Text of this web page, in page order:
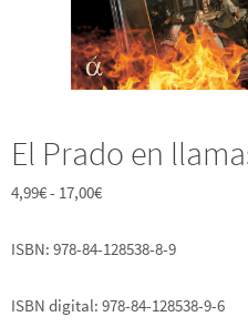
El Prado en
4,99€- 17,00€Rango
desde
ISBN: 978-84-128538-8-9
ISBN digital: 978-84-128538-9-6